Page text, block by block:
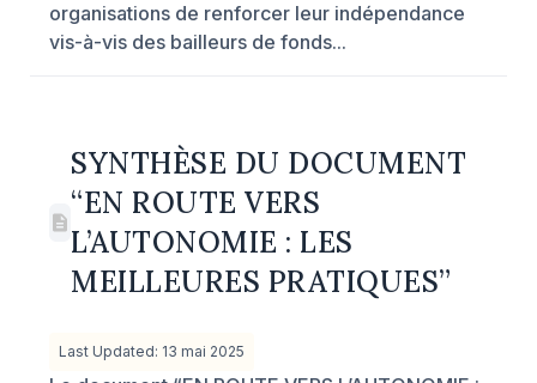
organisations de renforcer leur indépendance
vis-à-vis des bailleurs de fonds...
SYNTHÈSE DU DOCUMENT
“EN ROUTE VERS
L’AUTONOMIE : LES
MEILLEURES PRATIQUES”
Last Updated: 13 mai 2025